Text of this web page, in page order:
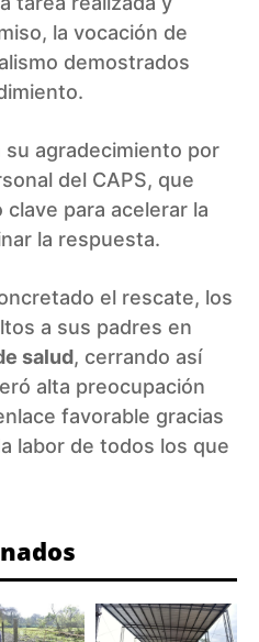
la vocación de
demostrados
agradecimiento por
del CAPS, que
para acelerar la
la respuesta.
el rescate, los
a sus padres en
salud, cerrando así
alta preocupación
favorable gracias
labor de todos los que